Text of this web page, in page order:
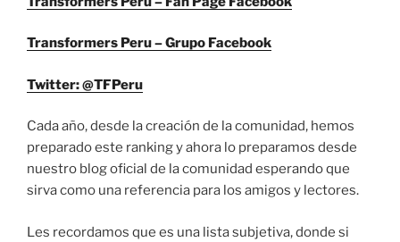
Transformers Peru – Grupo Facebook
Twitter: @TFPeru
Cada año, desde la creación de la comunidad, hemos
preparado este ranking y ahora lo preparamos desde
nuestro blog oficial de la comunidad esperando que
sirva como una referencia para los amigos y lectores.
Les recordamos que es una lista subjetiva, donde si